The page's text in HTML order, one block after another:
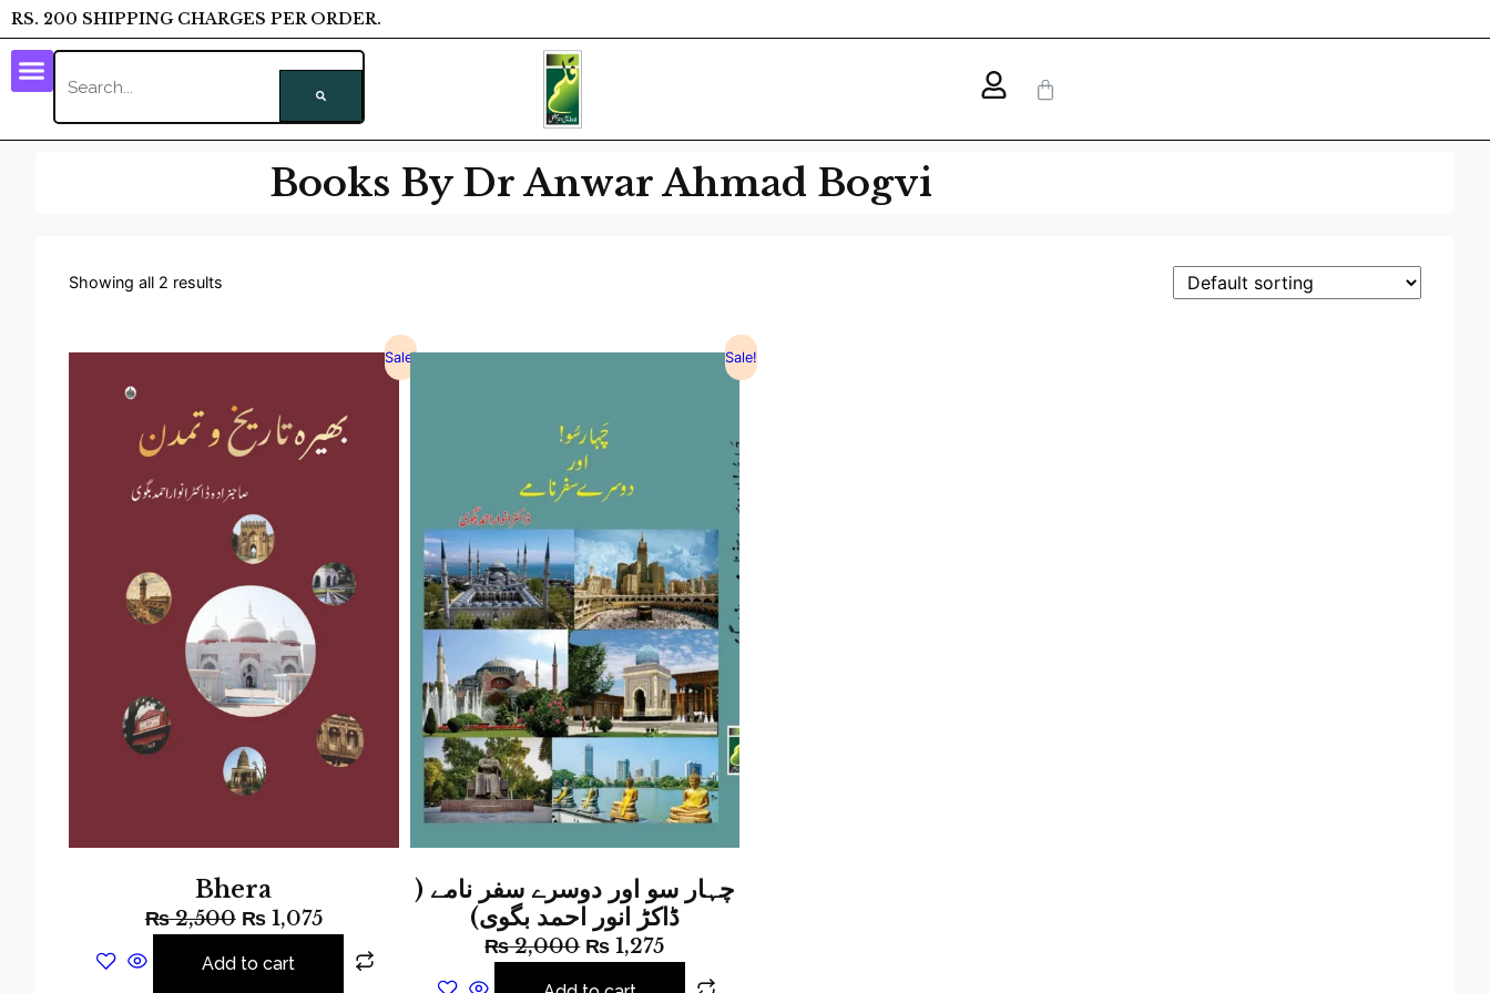
RS. 200 SHIPPING CHARGES PER ORDER.
Books By Dr Anwar Ahmad Bogvi
Showing all 2 results
Sale!
Bhera
₨2,500 ₨1,075
Add to cart
Sale!
چہار سو اور دوسرے سفر نامے (
ڈاکڑ انور احمد بگوی)
₨2,000 ₨ 1,275